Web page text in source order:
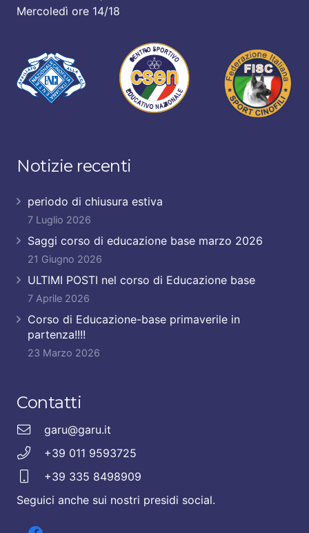
Mercoledì ore 14/18
Notizie recenti
periodo di chiusura estiva
7 Luglio 2026
Saggi corso di educazione base marzo 2026
21 Giugno 2026
ULTIMI POSTI nel corso di Educazione base
7 Aprile 2026
Corso di Educazione-base primaverile in
partenza!!!!
23 Marzo 2026
Contatti
garu@garu.it
+39 011 9593725
+39 335 8498909
Seguici anche sui nostri presidi social.